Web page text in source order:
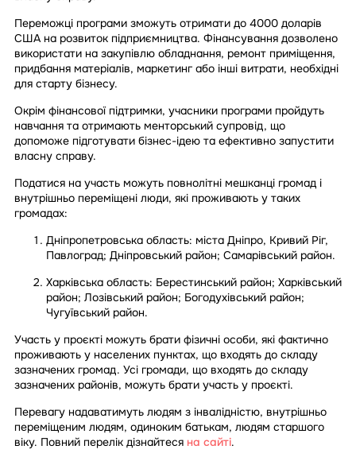
Переможці програми зможуть отримати до 4000 доларів
США на розвиток підприємництва. Фінансування дозволено
використати на закупівлю обладнання, ремонт приміщення,
придбання матеріалів, маркетинг або інші витрати, необхідні
для старту бізнесу.
Окрім фінансової підтримки, учасники програми пройдуть
навчання та отримають менторський супровід, що
допоможе підготувати бізнес-ідею та ефективно запустити
власну справу.
Податися на участь можуть повнолітні мешканці громад і
внутрішньо переміщені люди, які проживають у таких
громадах:
Дніпропетровська область: міста Дніпро, Кривий Ріг,
Павлоград; Дніпровський район; Самарівський район.
Харківська область: Берестинський район; Харківський
район; Лозівський район; Богодухівський район;
Чугуївський район.
Участь у проєкті можуть брати фізичні особи, які фактично
проживають у населених пунктах, що входять до складу
зазначених громад. Усі громади, що входять до складу
зазначених районів, можуть брати участь у проєкті.
Перевагу надаватимуть людям з інвалідністю, внутрішньо
переміщеним людям, одиноким батькам, людям старшого
віку. Повний перелік дізнайтеся на сайті.